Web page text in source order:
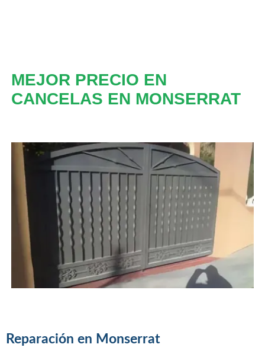
MEJOR PRECIO EN
CANCELAS EN MONSERRAT
Reparación en Monserrat